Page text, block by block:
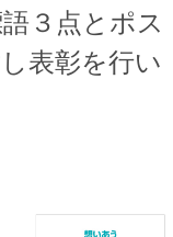
３点とポス
表彰を行い